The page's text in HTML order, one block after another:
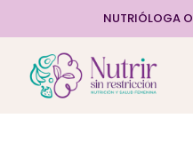
NUTRIÓLOGA